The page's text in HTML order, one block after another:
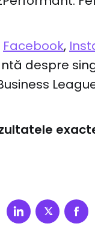
Facebook,
despre